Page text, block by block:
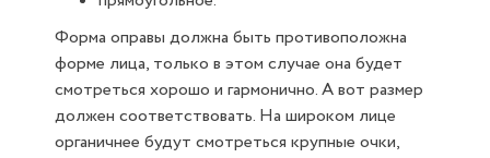
Форма оправы должна быть противоположна
форме лица, только в этом случае она будет
смотреться хорошо и гармонично. А вот размер
должен соответствовать. На широком лице
органичнее будут смотреться крупные очки,